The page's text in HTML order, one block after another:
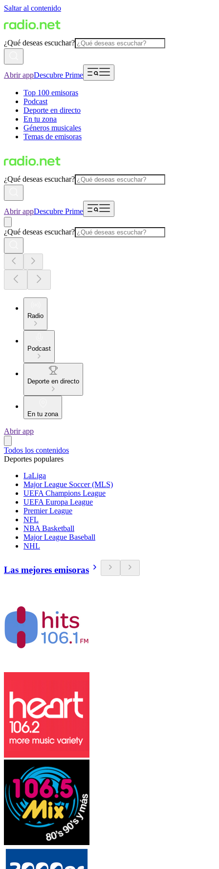
Saltar al contenido
¿Qué deseas escuchar?
Abrir appDescubre Prime
Top 100 emisoras
Podcast
Deporte en directo
En tu zona
Géneros musicales
Temas de emisoras
¿Qué deseas escuchar?
Abrir appDescubre Prime
¿Qué deseas escuchar?
Radio
Podcast
Deporte en directo
En tu zona
Abrir app
Todos los contenidos
Deportes populares
LaLiga
Major League Soccer (MLS)
UEFA Champions League
UEFA Europa League
Premier League
NFL
NBA Basketball
Major League Baseball
NHL
Las mejores emisoras